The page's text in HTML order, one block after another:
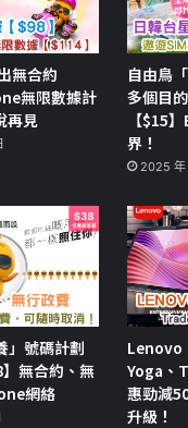
無合約
無限數據計
再見
自由鳥
多個目
【$15
界！
2025 年
」號碼計劃
無合約、無
網絡
Lenovo
Yoga、
惠勁減
升級！